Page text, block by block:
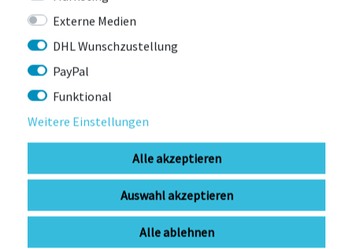
Croozer Gurtpolster Set Kid ab 2016 meadow
green
zur Zeit nicht lieferbar
Externe Medien
DHL Wunschzustellung
PayPal
Funktional
Weitere Einstellungen
Alle akzeptieren
Auswahl akzeptieren
Alle ablehnen